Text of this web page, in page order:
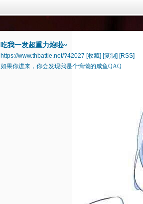
吃我一发超重力炮啦~
https://www.thbattle.net/?42027 [收藏] [复制] [RSS]
如果你进来，你会发现我是个慵懒的咸鱼QAQ